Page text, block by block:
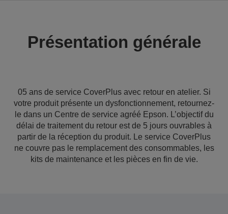
Présentation générale
05 ans de service CoverPlus avec retour en atelier. Si
votre produit présente un dysfonctionnement, retournez-
le dans un Centre de service agréé Epson. L’objectif du
délai de traitement du retour est de 5 jours ouvrables à
partir de la réception du produit. Le service CoverPlus
ne couvre pas le remplacement des consommables, les
kits de maintenance et les pièces en fin de vie.